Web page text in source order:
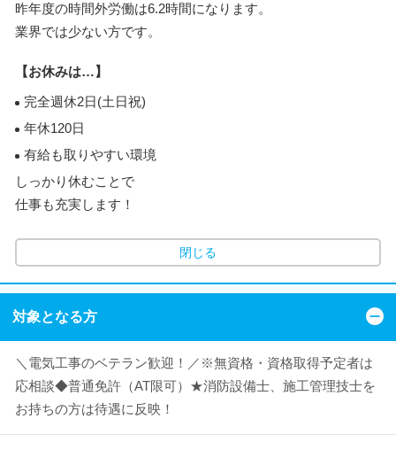
昨年度の時間外労働は6.2時間になります。
業界では少ない方です。
【お休みは…】
完全週休2日(土日祝)
年休120日
有給も取りやすい環境
しっかり休むことで
仕事も充実します！
閉じる
対象となる方
＼電気工事のベテラン歓迎！／※無資格・資格取得予定者は
応相談◆普通免許（AT限可）★消防設備士、施工管理技士を
お持ちの方は待遇に反映！